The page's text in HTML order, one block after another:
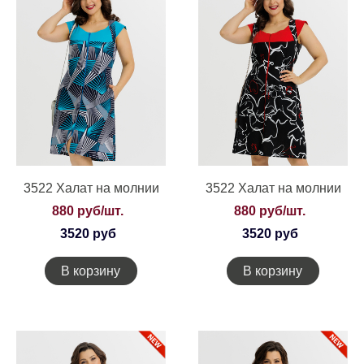
3522 Халат на молнии
880 руб/шт.
3520 руб
В корзину
3522 Халат на молнии
880 руб/шт.
3520 руб
В корзину